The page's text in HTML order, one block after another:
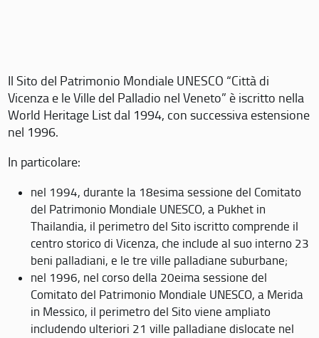
Il Sito del Patrimonio Mondiale UNESCO “Città di
Vicenza e le Ville del Palladio nel Veneto” è iscritto nella
World Heritage List dal 1994, con successiva estensione
nel 1996.
In particolare:
nel 1994, durante la 18esima sessione del Comitato
del Patrimonio Mondiale UNESCO, a Pukhet in
Thailandia, il perimetro del Sito iscritto comprende il
centro storico di Vicenza, che include al suo interno 23
beni palladiani, e le tre ville palladiane suburbane;
nel 1996, nel corso della 20eima sessione del
Comitato del Patrimonio Mondiale UNESCO, a Merida
in Messico, il perimetro del Sito viene ampliato
includendo ulteriori 21 ville palladiane dislocate nel